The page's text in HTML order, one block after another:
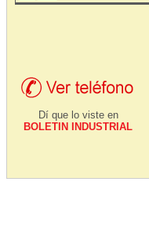
Dí que lo viste en
BOLETIN INDUSTRIAL